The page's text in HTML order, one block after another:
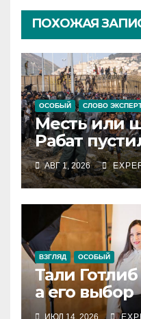
ПОХОЖАЯ
ОСОБЫЙ СЛОВО
Месть или
Рабат
испанский
АВГ 1, 2026
ВЗГЛЯД ОСОБЫЙ
Тали
а его выбор
ИЮЛ 14, 2026